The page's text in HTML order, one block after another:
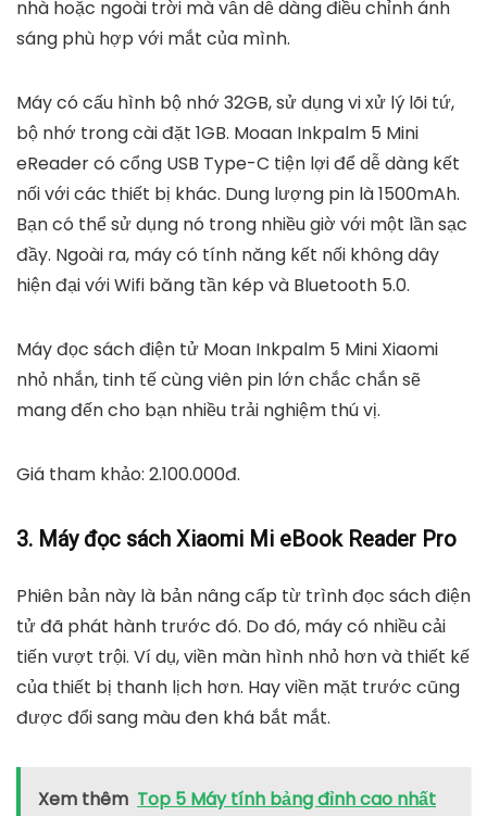
nhà hoặc ngoài trời mà vẫn dễ dàng điều chỉnh ánh
sáng phù hợp với mắt của mình.
Máy có cấu hình bộ nhớ 32GB, sử dụng vi xử lý lõi tứ,
bộ nhớ trong cài đặt 1GB. Moaan Inkpalm 5 Mini
eReader có cổng USB Type-C tiện lợi để dễ dàng kết
nối với các thiết bị khác. Dung lượng pin là 1500mAh.
Bạn có thể sử dụng nó trong nhiều giờ với một lần sạc
đầy. Ngoài ra, máy có tính năng kết nối không dây
hiện đại với Wifi băng tần kép và Bluetooth 5.0.
Máy đọc sách điện tử Moan Inkpalm 5 Mini Xiaomi
nhỏ nhắn, tinh tế cùng viên pin lớn chắc chắn sẽ
mang đến cho bạn nhiều trải nghiệm thú vị.
Giá tham khảo: 2.100.000đ.
3. Máy đọc sách Xiaomi Mi eBook Reader Pro
Phiên bản này là bản nâng cấp từ trình đọc sách điện
tử đã phát hành trước đó. Do đó, máy có nhiều cải
tiến vượt trội. Ví dụ, viền màn hình nhỏ hơn và thiết kế
của thiết bị thanh lịch hơn. Hay viền mặt trước cũng
được đổi sang màu đen khá bắt mắt.
Xem thêm Top 5 Máy tính bảng đỉnh cao nhất